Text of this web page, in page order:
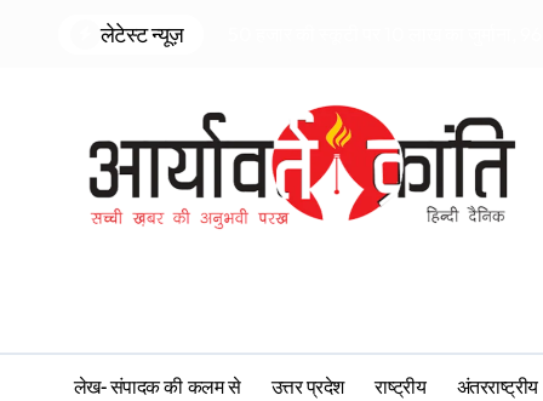
लेटेस्ट न्यूज़
लेख- संपादक की कलम से उत्तर प्रदेश राष्ट्रीय अंतरराष्ट्रीय